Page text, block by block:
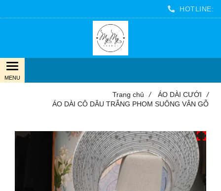
HOTLINE:
Trang chủ / ÁO DÀI CƯỚI
/
ÁO DÀI CÔ DÂU TRẮNG PHOM SUÔNG VÂN GỖ